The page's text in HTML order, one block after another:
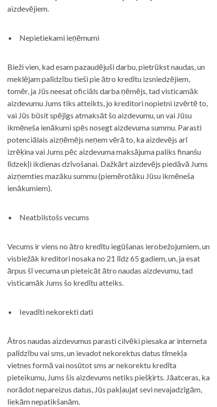
aizdevējiem.
Nepietiekami ieņēmumi
Bieži vien, kad esam pazaudējuši darbu, pietrūkst naudas, un
meklējam palīdzību tieši pie ātro kredītu izsniedzējiem,
tomēr, ja Jūs neesat oficiāls darba ņēmējs, tad visticamāk
aizdevumu Jums tiks atteikts, jo kreditori nopietni izvērtē to,
vai Jūs būsit spējīgs atmaksāt šo aizdevumu, un vai Jūsu
ikmēneša ienākumi spēs nosegt aizdevuma summu. Parasti
potenciālais aizņēmējs neņem vērā to, ka aizdevējs arī
izrēķina vai Jums pēc aizdevuma maksājuma paliks finanšu
līdzekļi ikdienas dzīvošanai. Dažkārt aizdevējs piedāvā Jums
aizņemties mazāku summu (piemērotāku Jūsu ikmēneša
ienākumiem).
Neatbilstošs vecums
Vecums ir viens no ātro kredītu iegūšanas ierobežojumiem, un
visbiežāk kreditori nosaka no 21 līdz 65 gadiem, un, ja esat
ārpus šī vecuma un pieteicāt ātro naudas aizdevumu, tad
visticamāk Jums šo kredītu atteiks.
Ievadīti nekorekti dati
Ātros naudas aizdevumus parasti cilvēki piesaka ar interneta
palīdzību vai sms, un ievadot nekorektus datus tīmekļa
vietnes formā vai nosūtot sms ar nekorektu kredīta
pieteikumu, Jums šis aizdevums netiks piešķirts. Jāatceras, ka
norādot nepareizus datus, Jūs pakļaujat sevi nevajadzīgām,
liekām nepatikšanām.